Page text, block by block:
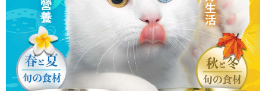
【注意事項】
1.本服務係由「台灣大哥大股份有限公司」（以下簡稱本公司）所提供，讓
用戶於交易時，得透過本服務購買商品或服務，並由商店將買賣／分期付款
買賣價金債權讓與本公司後，依約使用本公司帳單繳交帳款。
2.基於同意付款使用「大哥付你分期」之契約關係目的，商店將以您的個人
資料（包含姓名、電話或地址）提供予台灣大哥大進項蒐集、處理及利用，
由本公司與您本人進行分期帳單所需資料之確認、核對及更正。
3.完整用戶服務條款，請詳閱以下連結：
https://oppay.tw/userRule
３．收到繳費通知簡訊後14天內，點擊此簡訊中的連結，可透過四大超商／
ATM／網路銀行／等多元方式進行付款，方視為交易完成。
※ 請注意：結帳手續完成當下不需立刻繳費，但若您需要取消訂單，請聯絡
購買商品的店家。未經商家同意取消之訂單仍視為有效，需透過AFTEE先享
後付繳納相關費用。
※ 交易是否成功請以「AFTEE先享後付 」之結帳頁面顯示為準，若有關於
是否繳費成功／繳費後需取消欲退款等相關疑問，請聯繫「AFTEE先享後付
客戶支援中心」https://netprotections.freshdesk.com/support/home
7-11取貨付款
每筆NT$65，滿NT$1,000(含以上)免運費
本島宅配
每筆NT$95，滿NT$1,000(含以上)免運費
離島宅配